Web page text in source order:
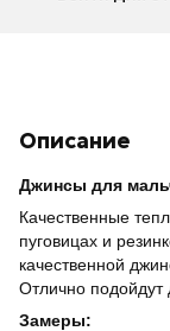
Описание
Джинсы для
Качественные
пуговицах и
качественной
Отлично подойдут
Замеры: